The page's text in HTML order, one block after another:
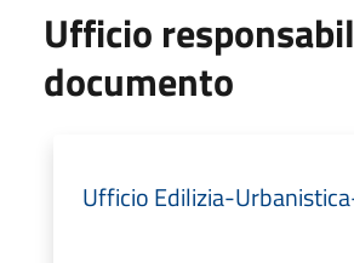
Ufficio
documento
Ufficio Edilizia-